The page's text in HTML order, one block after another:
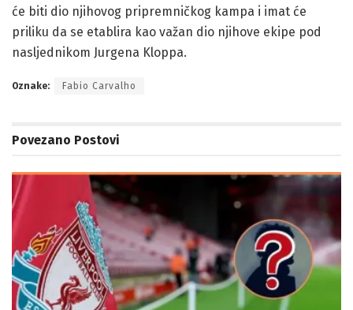
će biti dio njihovog pripremničkog kampa i imat će
priliku da se etablira kao važan dio njihove ekipe pod
nasljednikom Jurgena Kloppa.
Oznake: Fabio Carvalho
Povezano Postovi